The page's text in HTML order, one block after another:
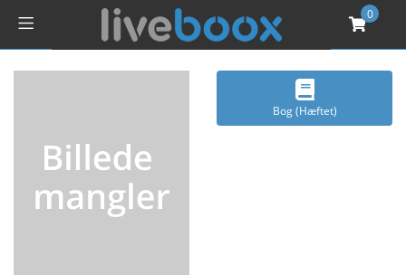
0
Bog (Hæftet)